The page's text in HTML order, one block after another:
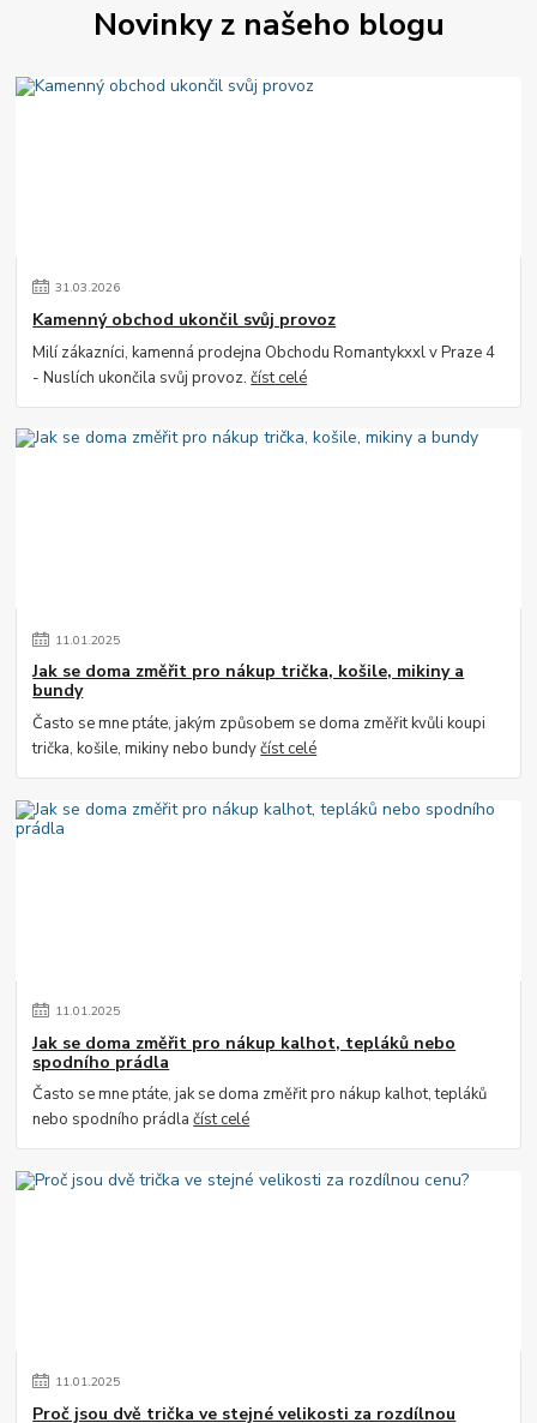
Novinky z našeho blogu
31.03.2026
Kamenný obchod ukončil svůj provoz
Milí zákazníci, kamenná prodejna Obchodu Romantykxxl v Praze 4
- Nuslích ukončila svůj provoz.číst celé
11.01.2025
Jak se doma změřit pro nákup trička, košile, mikiny a
bundy
Často se mne ptáte, jakým způsobem se doma změřit kvůli koupi
trička, košile, mikiny nebo bundyčíst celé
11.01.2025
Jak se doma změřit pro nákup kalhot, tepláků nebo
spodního prádla
Často se mne ptáte, jak se doma změřit pro nákup kalhot, tepláků
nebo spodního prádlačíst celé
11.01.2025
Proč jsou dvě trička ve stejné velikosti za rozdílnou